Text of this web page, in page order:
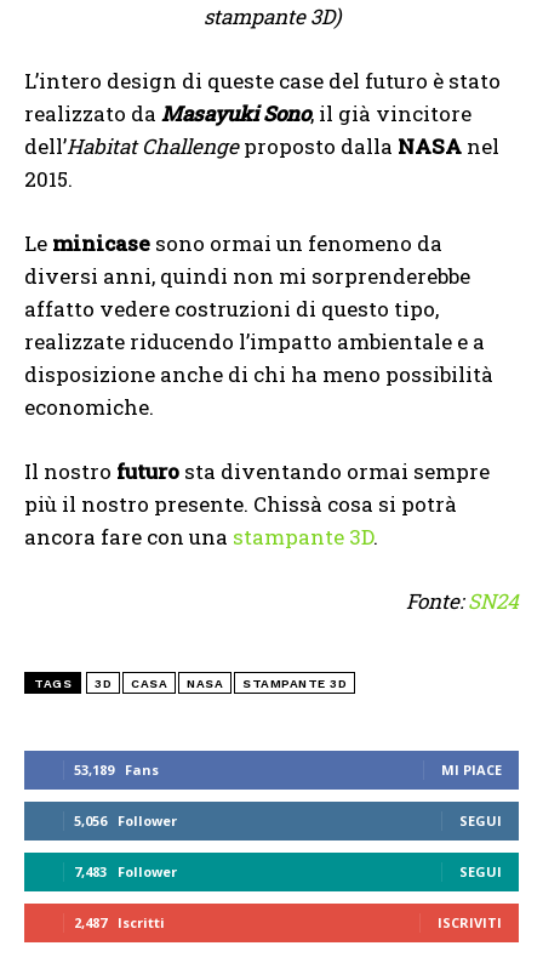
53,189 Fans MI PIACE
5,056 Follower SEGUI
7,483 Follower SEGUI
2,487 Iscritti ISCRIVITI
stampante 3D)
L’intero design di queste case del futuro è stato
realizzato da Masayuki Sono, il già vincitore
dell’Habitat Challengeproposto dalla NASA nel
2015.
Le minicase sono ormai un fenomeno da
diversi anni, quindi non mi sorprenderebbe
affatto vedere costruzioni di questo tipo,
realizzate riducendo l’impatto ambientale e a
disposizione anche di chi ha meno possibilità
economiche.
Il nostro futuro sta diventando ormai sempre
più il nostro presente. Chissà cosa si potrà
ancora fare con una stampante 3D.
Fonte:SN24
TAGS 3D CASA NASA STAMPANTE 3D